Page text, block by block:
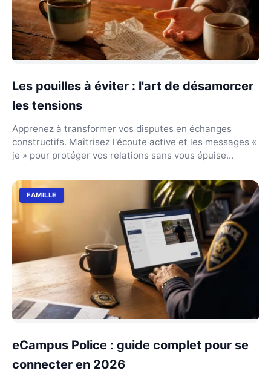
Les pouilles à éviter : l'art de désamorcer
les tensions
Apprenez à transformer vos disputes en échanges
constructifs. Maîtrisez l'écoute active et les messages «
je » pour protéger vos relations sans vous épuise...
FAMILLE
eCampus Police : guide complet pour se
connecter en 2026